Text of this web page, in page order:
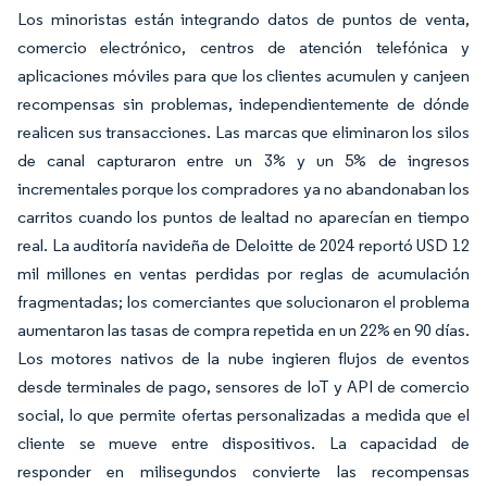
Los minoristas están integrando datos de puntos de venta,
comercio electrónico, centros de atención telefónica y
aplicaciones móviles para que los clientes acumulen y canjeen
recompensas sin problemas, independientemente de dónde
realicen sus transacciones. Las marcas que eliminaron los silos
de canal capturaron entre un 3% y un 5% de ingresos
incrementales porque los compradores ya no abandonaban los
carritos cuando los puntos de lealtad no aparecían en tiempo
real. La auditoría navideña de Deloitte de 2024 reportó USD 12
mil millones en ventas perdidas por reglas de acumulación
fragmentadas; los comerciantes que solucionaron el problema
aumentaron las tasas de compra repetida en un 22% en 90 días.
Los motores nativos de la nube ingieren flujos de eventos
desde terminales de pago, sensores de IoT y API de comercio
social, lo que permite ofertas personalizadas a medida que el
cliente se mueve entre dispositivos. La capacidad de
responder en milisegundos convierte las recompensas